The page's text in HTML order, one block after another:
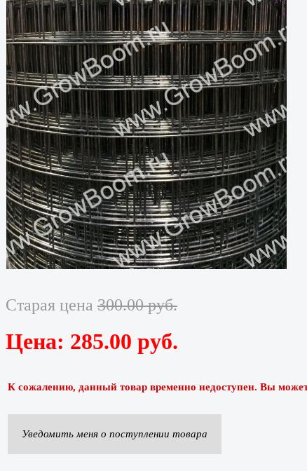
Старая цена 300.00 руб.
Цена: 285.00 руб.
К сожалению, данный товар временно недоступен. Вы
Уведомить меня о поступлении товара